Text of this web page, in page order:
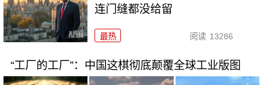
连门缝都没给留
最热 阅读 13286
“工厂的工厂”：中国这棋彻底颠覆全球工业版图